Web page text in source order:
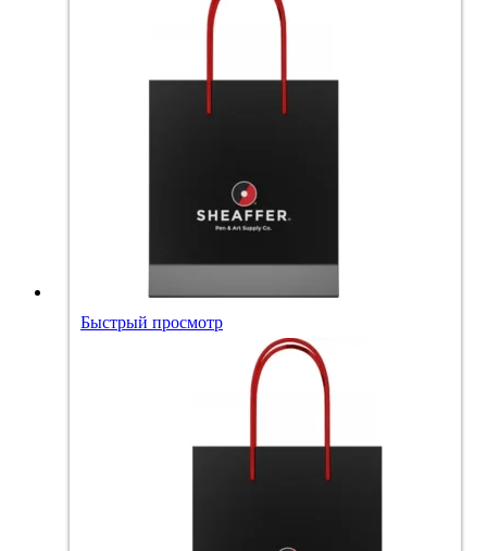
Быстрый просмотр